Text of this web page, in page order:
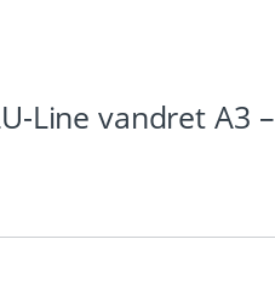
Line vandret A3 –